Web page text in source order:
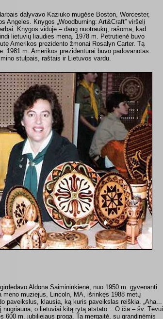
dalyvavo Kaziuko mugėse Boston, Worcester,
Angeles. Knygos „Woodburning: Art&Craft” viršelį
Knygos viduje – daug nuotraukų, rašoma, kad
lietuvių liaudies meną. 1978 m. Petrutienė buvo
Amerikos prezidento žmonai Rosalyn Carter. Tą
1981 m. Amerikos prezidentūrai buvo padovanotas
stulpais, raštais ir Lietuvos vardu.
Aldona Saimininkienė, nuo 1950 m. gyvenanti
meno muziejus, Lincoln, MA, išrinkęs 1988 metų
paveikslus, klausia, ką kuris paveikslas reiškia. „Aha...
o lietuviai kitą rytą atstato... O čia – šv. Tėvui
m. jubiliejaus proga. Ta mergaitė, su grandinėmis